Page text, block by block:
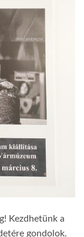
Kezdhetünk a
gondolok.